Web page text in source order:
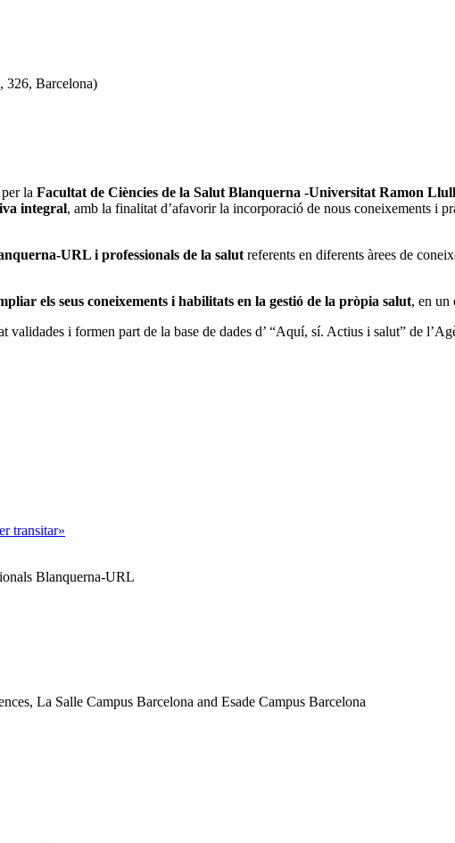
326, Barcelona)
la Facultat de Ciències de la Salut Blanquerna -Universitat Ramon Llull
integral, amb la finalitat d’afavorir la incorporació de nous coneixements i
URL i professionals de la salut referents en diferents àrees de
els seus coneixements i habilitats en la gestió de la pròpia salut, en un
validades i formen part de la base de dades d’ “Aquí, sí. Actius i salut” de
transitar»
Blanquerna-URL
La Salle Campus Barcelona and Esade Campus Barcelona